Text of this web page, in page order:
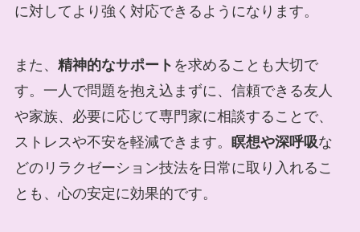
に対してより強く対応できるようになります。
また、 精神的なサポート を求めることも大切で
す。一人で問題を抱え込まずに、信頼できる友人
や家族、必要に応じて専門家に相談することで、
ストレスや不安を軽減できます。 瞑想や深呼吸な
どのリラクゼーション技法を日常に取り入れるこ
とも、心の安定に効果的です。